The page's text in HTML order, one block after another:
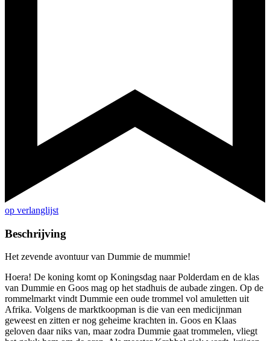
op verlanglijst
Beschrijving
Het zevende avontuur van Dummie de mummie!
Hoera! De koning komt op Koningsdag naar Polderdam en de klas
van Dummie en Goos mag op het stadhuis de aubade zingen. Op de
rommelmarkt vindt Dummie een oude trommel vol amuletten uit
Afrika. Volgens de marktkoopman is die van een medicijnman
geweest en zitten er nog geheime krachten in. Goos en Klaas
geloven daar niks van, maar zodra Dummie gaat trommelen, vliegt